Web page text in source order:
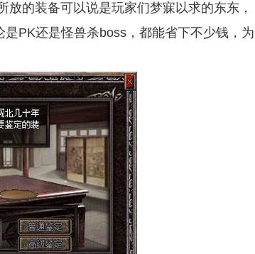
的装备可以说是玩家们梦寐以求的东东，
PK还是怪兽杀boss，都能省下不少钱，为